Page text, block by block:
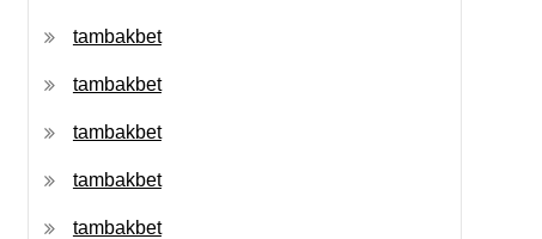
tambakbet
tambakbet
tambakbet
tambakbet
tambakbet